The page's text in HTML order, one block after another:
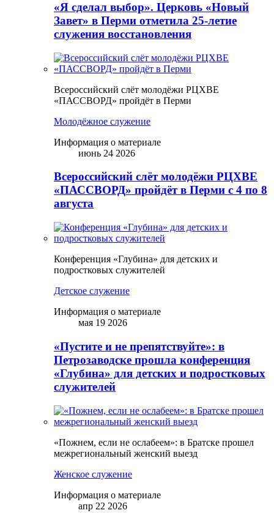
«Я сделал выбор». Церковь «Новый
Завет» в Перми отметила 25-летие
служения восстановления
Всероссийский слёт молодёжи РЦХВЕ
«ПАССВОРД» пройдёт в Перми
Молодёжное служение
Информация о материале
июнь 24 2026
Всероссийский слёт молодёжи РЦХВЕ
«ПАССВОРД» пройдёт в Перми с 4 по 8
августа
Конференция «Глубина» для детских и
подростковых служителей
Детское служение
Информация о материале
мая 19 2026
«Пустите и не препятствуйте»: в
Петрозаводске прошла конференция
«Глубина» для детских и подростковых
служителей
«Пожнем, если не ослабеем»: в Братске прошел
межрегиональный женский выезд
Женское служение
Информация о материале
апр 22 2026